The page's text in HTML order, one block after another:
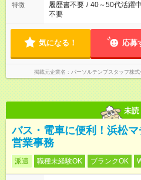
特徴 履歴書不要 / 40～50代活躍中
不要
気になる！ 応募
掲載元企業名 パーソルテンプスタッフ株
未読
バス・電車に便利！浜松
営業事務
派遣 職種未経験OK ブランクOK